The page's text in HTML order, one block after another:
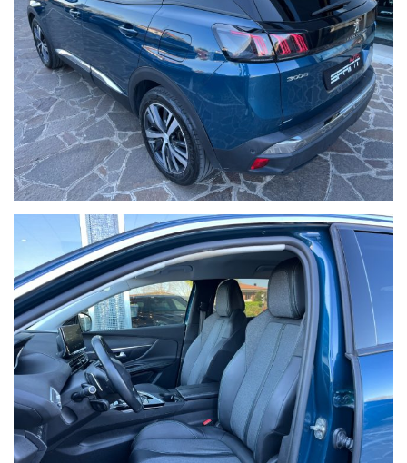
ANNUNCIO REALE, VETTURA DISPONIBILE IN SEDE, POTETE VENIRLA A
VEDERE, PROVARE E TOCCARE CON MANO.
PREZZO SENZA SORPRESE, NON LEGATO AD ALCUNA FORMA DI
FINANZIAMENTO O ALLA STIPULA DI UNA ASSICURAZIONE.
SPRINT AUTO
Per tutte le informazioni contattare:
SEDE: 0444/760759,
UFFICIO VENDITE E NOLEGGIO: VALENTINO 0039 328/8492616,
RESPONSABILE USATO: TOMMASO 0039 328/8275575.
Oppure visita il sito www.sprint-auto.it
Siamo in grado di reperire in brevissimo tempo qualsiasi tipo di
veicolo dal mercato Tedesco, secondo le specifiche ed i desideri del
cliente.
Siamo Rent Point, per le vostre esigenze di noleggio a breve e
medio termine.
Offriamo anche il servizio di Noleggio a Lungo Termine sia per
privati che ditte o partite iva, con proposte personalizzabili in base
alle varie esigenze, su ogni vettura o mezzo commerciale.
VISIBILE PRESSO LO SHOWROOM DI
NOVENTA VICENTINA, VIA MIGLIADIZZI 12/B.